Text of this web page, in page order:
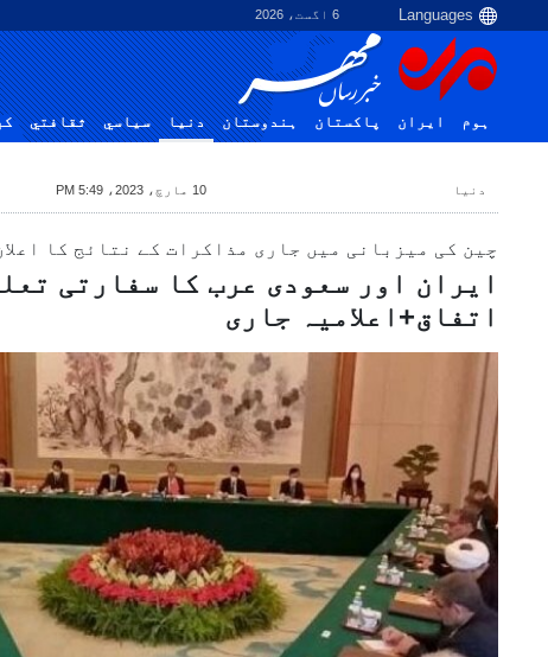
6 اگست، 2026
ہوم ایران پاکستان ہندوستان دنیا سياسي ثقافتي
دنیا 10 مارچ، 2023، 5:49 PM
چین کی میزبانی میں جاری مذاکرات کے نتائج کا
ایران اور سعودی عرب کا سفارتی
اتفاق+اعلامیہ جاری